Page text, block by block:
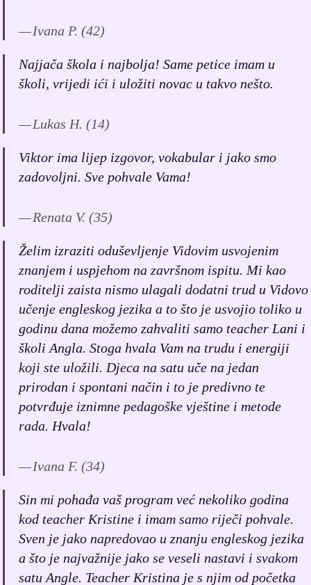
Ivana P. (42)
Najjača škola i najbolja! Same petice imam u
školi, vrijedi ići i uložiti novac u takvo nešto.
Lukas H. (14)
Viktor ima lijep izgovor, vokabular i jako smo
zadovoljni. Sve pohvale Vama!
Renata V. (35)
Želim izraziti oduševljenje Vidovim usvojenim
znanjem i uspjehom na završnom ispitu. Mi kao
roditelji zaista nismo ulagali dodatni trud u Vidovo
učenje engleskog jezika a to što je usvojio toliko u
godinu dana možemo zahvaliti samo teacher Lani i
školi Angla. Stoga hvala Vam na trudu i energiji
koji ste uložili. Djeca na satu uče na jedan
prirodan i spontani način i to je predivno te
potvrđuje iznimne pedagoške vještine i metode
rada. Hvala!
Ivana F. (34)
Sin mi pohađa vaš program već nekoliko godina
kod teacher Kristine i imam samo riječi pohvale.
Sven je jako napredovao u znanju engleskog jezika
a što je najvažnije jako se veseli nastavi i svakom
satu Angle. Teacher Kristina je s njim od početka